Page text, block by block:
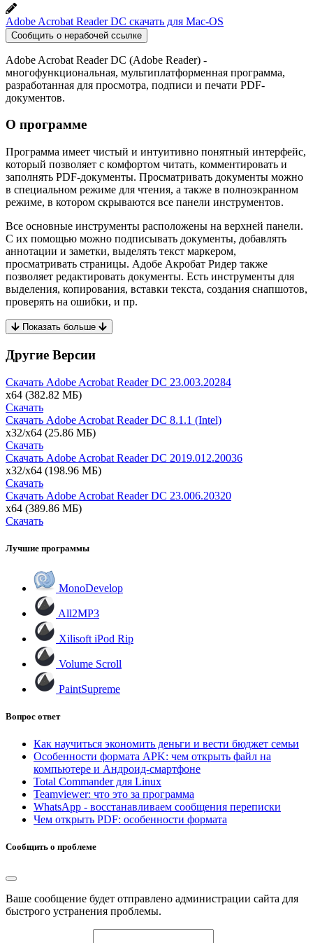
Adobe Acrobat Reader DC скачать для Mac-OS
Сообщить о нерабочей ссылке
Adobe Acrobat Reader DC (Adobe Reader) -
многофункциональная, мультиплатформенная программа,
разработанная для просмотра, подписи и печати PDF-
документов.
О программе
Программа имеет чистый и интуитивно понятный интерфейс,
который позволяет с комфортом читать, комментировать и
заполнять PDF-документы. Просматривать документы можно
в специальном режиме для чтения, а также в полноэкранном
режиме, в котором скрываются все панели инструментов.
Все основные инструменты расположены на верхней панели.
С их помощью можно подписывать документы, добавлять
аннотации и заметки, выделять текст маркером,
просматривать страницы. Адобе Акробат Ридер также
позволяет редактировать документы. Есть инструменты для
выделения, копирования, вставки текста, создания снапшотов,
проверять на ошибки, и пр.
Показать больше
Другие Версии
Скачать Adobe Acrobat Reader DC 23.003.20284
x64 (382.82 МБ)
Скачать
Скачать Adobe Acrobat Reader DC 8.1.1 (Intel)
x32/x64 (25.86 МБ)
Скачать
Скачать Adobe Acrobat Reader DC 2019.012.20036
x32/x64 (198.96 МБ)
Скачать
Скачать Adobe Acrobat Reader DC 23.006.20320
x64 (389.86 МБ)
Скачать
Лучшие программы
MonoDevelop
All2MP3
Xilisoft iPod Rip
Volume Scroll
PaintSupreme
Вопрос ответ
Как научиться экономить деньги и вести бюджет семьи
Особенности формата APK: чем открыть файл на
компьютере и Андроид-смартфоне
Total Commander для Linux
Teamviewer: что это за программа
WhatsApp - восстанавливаем сообщения переписки
Чем открыть PDF: особенности формата
Сообщить о проблеме
Ваше сообщение будет отправлено администрации сайта для
быстрого устранения проблемы.